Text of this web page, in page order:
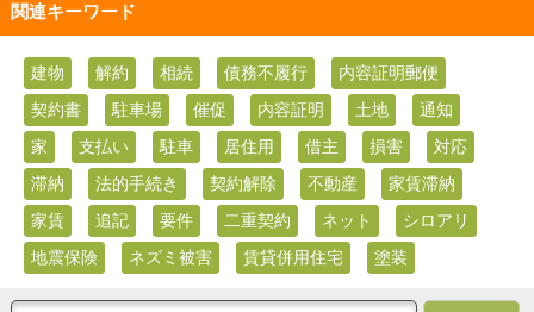
関連キーワード
建物 解約 相続 債務不履行
内容証明郵便
契約書
駐車場 催促 内容証明 土地
通知
家
支払い 駐車 居住用 借主 損害
対応
滞納
法的手続き 契約解除 不動産
家賃滞納
家賃
追記 要件 二重契約 ネット
シロアリ
地震保険
ネズミ被害 賃貸併用住宅 塗装